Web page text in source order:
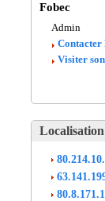
Fobec
Admin
Contacter
Visiter